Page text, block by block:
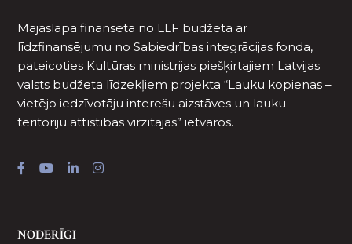
Mājaslapa finansēta no LLF budžeta ar
līdzfinansējumu no Sabiedrības integrācijas fonda,
pateicoties Kultūras ministrijas piešķirtajiem Latvijas
valsts budžeta līdzekļiem projekta “Lauku kopienas –
vietējo iedzīvotāju interešu aizstāves un lauku
teritoriju attīstības virzītājas” ietvaros.
NODERĪGI